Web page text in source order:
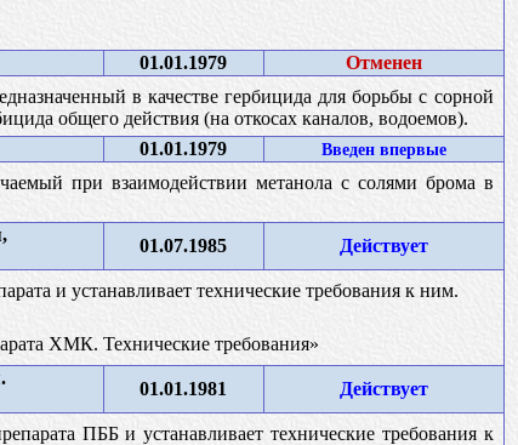
01.01.1979
Отменен
в качестве гербицида для борьбы с сорной
общего действия (на откосах каналов, водоемов).
01.01.1979 Введен впервые
при взаимодействии метанола с солями брома в
01.07.1985 Действует
и устанавливает технические требования к ним.
ХМК. Технические требования»
01.01.1981 Действует
ПББ и устанавливает технические требования к